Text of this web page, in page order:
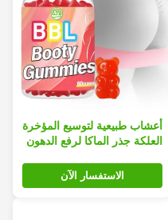
أعشاب طبيعية لتوسيع المؤخرة
العلكة جذر الماكا لرفع الدهون
الاستفسار الآن